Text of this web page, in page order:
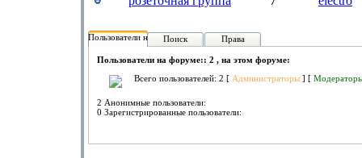
Пользователи на форуме:
Поиск Права
Пользователи на форуме:: 2 , на этом форуме:
Всего пользователей: 2 [ Администраторы ] [
2 Анонимные пользователи:
0 Зарегистрированные пользователи: